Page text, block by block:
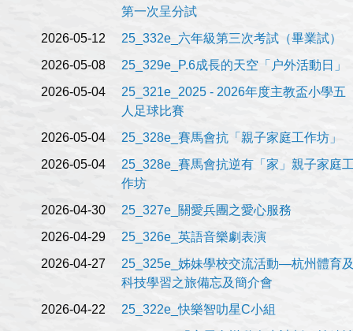
第一次呈分試
2026-05-12
25_332e_六年級第三次考試（畢業試）
2026-05-08
25_329e_P.6成長的天空「户外活動日」
2026-05-04
25_321e_2025 - 2026年度主教盃小學五
人足球比賽
2026-05-04
25_328e_賽馬會抗「親子家庭工作坊」
2026-05-04
25_328e_賽馬會抗逆有「家」親子家庭
作坊
2026-04-30
25_327e_關愛兵團之愛心服務
2026-04-29
25_326e_英語音樂劇表演
2026-04-27
25_325e_姊妹學校交流活動—杭州體育
科技學習之旅備忘及簡介會
2026-04-22
25_322e_快樂智叻星C小組